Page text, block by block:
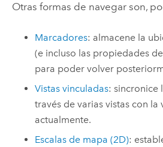
Otras formas de navegar son,
Marcadores: almacene la
(e incluso las propiedades
para poder volver
Vistas vinculadas: sincronice
través de varias vistas con la
actualmente.
Escalas de mapa (2D):